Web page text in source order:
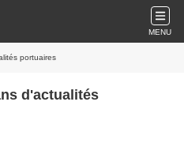
MENU
portuaires
d'actualités